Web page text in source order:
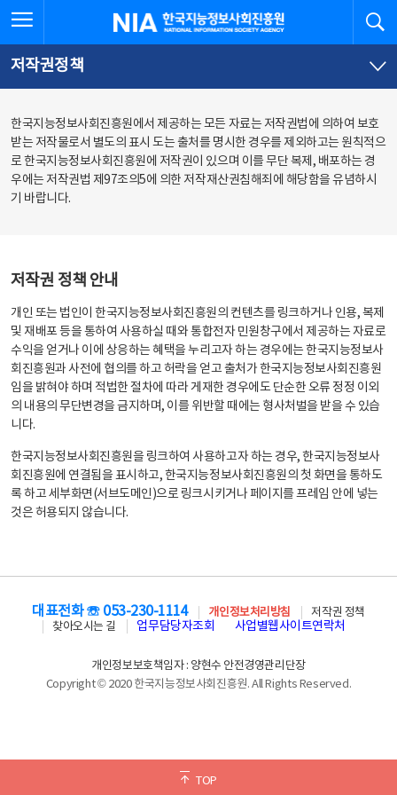
문
로
가
체
뉴
바
가
한국지능정보사회진흥원
저작권정책
한국지능정보사회진흥원에서 제공하는 모든 자료는 저작권법에 의하여 보호
받는 저작물로서 별도의 표시 도는 출처를 명시한 경우를 제외하고는 원칙적으
로 한국지능정보사회진흥원에 저작권이 있으며 이를 무단 복제, 배포하는 경
우에는 저작권법 제97조의5에 의한 저작재산권침해죄에 해당함을 유념하시
기 바랍니다.
저작권 정책 안내
개인 또는 법인이 한국지능정보사회진흥원의 컨텐츠를 링크하거나 인용, 복제
및 재배포 등을 통하여 사용하실 때와 통합전자 민원창구에서 제공하는 자료로
수익을 얻거나 이에 상응하는 혜택을 누리고자 하는 경우에는 한국지능정보사
회진흥원과 사전에 협의를 하고 허락을 얻고 출처가 한국지능정보사회진흥원
임을 밝혀야 하며 적법한 절차에 따라 게재한 경우에도 단순한 오류 정정 이외
의 내용의 무단변경을 금지하며, 이를 위반할 때에는 형사처벌을 받을 수 있습
니다.
한국지능정보사회진흥원을 링크하여 사용하고자 하는 경우, 한국지능정보사
회진흥원에 연결됨을 표시하고, 한국지능정보사회진흥원의 첫 화면을 통하도
록 하고 세부화면(서브도메인)으로 링크시키거나 페이지를 프레임 안에 넣는
것은 허용되지 않습니다.
TOP
대표전화 ☏ 053-230-1114 개인정보처리방침
저작권 정책
찾아오시는 길
업무담당자조회 사업별웹사이트연락처
개인정보보호책임자 : 양현수 안전경영관리단장
Copyright © 2020 한국지능정보사회진흥원. All Rights Reserved.